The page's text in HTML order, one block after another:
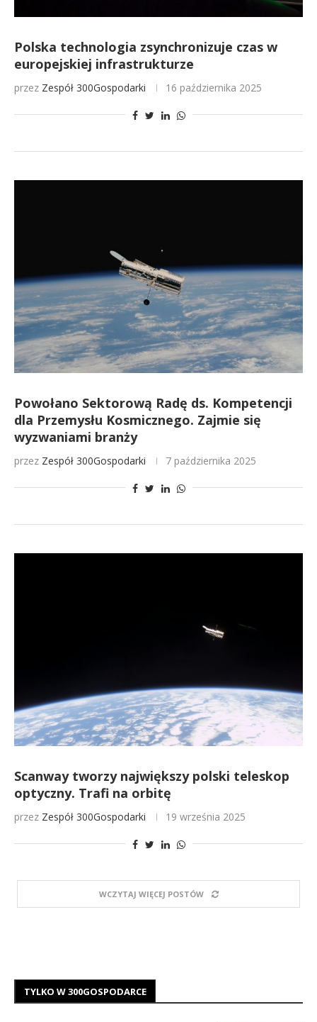
Polska technologia zsynchronizuje czas w
europejskiej infrastrukturze
przez Zespół 300Gospodarki 16 października 2025
Powołano Sektorową Radę ds. Kompetencji
dla Przemysłu Kosmicznego. Zajmie się
wyzwaniami branży
przez Zespół 300Gospodarki 7 października 2025
Scanway tworzy największy polski teleskop
optyczny. Trafi na orbitę
przez Zespół 300Gospodarki 19 września 2025
WCZYTAJ WIĘCEJ POSTÓW
TYLKO W 300GOSPODARCE